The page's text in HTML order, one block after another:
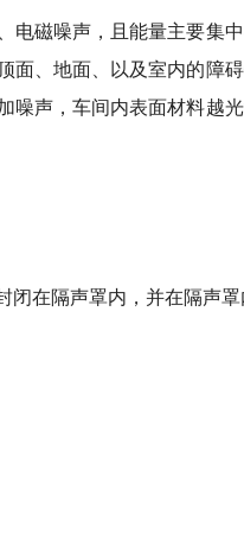
电磁噪声，且能量主要集
面、地面、以及室内的障
噪声，车间内表面材料越
在隔声罩内，并在隔声罩